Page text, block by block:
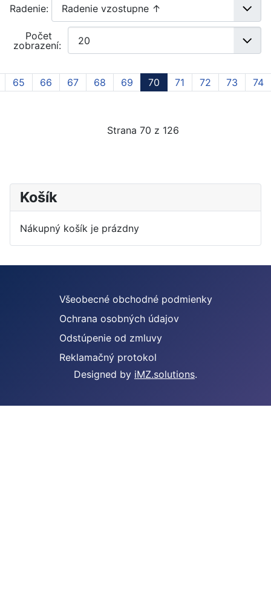
Radenie:
Počet
zobrazení:
65 66 67 68 69 70 71 72 73 74
Strana 70 z 126
Košík
Nákupný košík je prázdny
Všeobecné obchodné podmienky
Ochrana osobných údajov
Odstúpenie od zmluvy
Reklamačný protokol
Designed by iMZ.solutions.